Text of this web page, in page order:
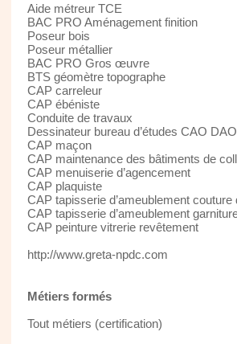
Aide métreur TCE
BAC PRO Aménagement finition
Poseur bois
Poseur métallier
BAC PRO Gros œuvre
BTS géomètre topographe
CAP carreleur
CAP ébéniste
Conduite de travaux
Dessinateur bureau d’études CAO DAO
CAP maçon
CAP maintenance des bâtiments de
CAP menuiserie d’agencement
CAP plaquiste
CAP tapisserie d’ameublement couture
CAP tapisserie d’ameublement
CAP peinture vitrerie revêtement
http://www.greta-npdc.com
Métiers formés
Tout métiers (certification)